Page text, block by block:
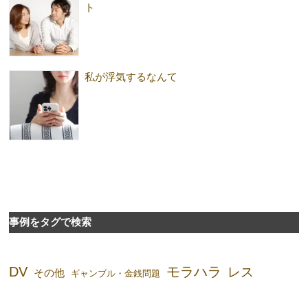
ト
私が浮気するなんて
事例をタグで検索
DV その他 ギャンブル・金銭問題 モラハラ レス